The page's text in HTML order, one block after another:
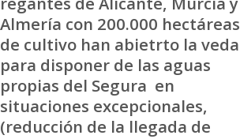
Almería con 200.000 hectáreas
de cultivo han abietrto la veda
para disponer de las aguas
propias del Segura en
situaciones excepcionales,
(reducción de la llegada de